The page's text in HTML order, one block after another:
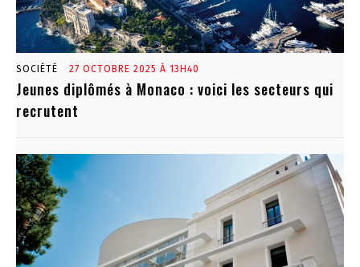
SOCIÉTÉ 27 OCTOBRE 2025 À 13H40
Jeunes diplômés à Monaco : voici les secteurs qui
recrutent